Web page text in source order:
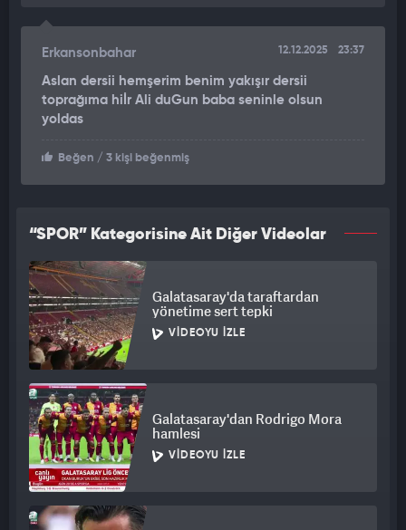
Erkansonbahar 12.12.2025 23:37
Aslan dersii hemşerim benim yakışır dersii
toprağıma hiİr Ali duGun baba seninle olsun
yoldas
Beğen / 3 kişi beğenmiş
“SPOR” Kategorisine Ait Diğer Videolar
Galatasaray'da taraftardan
yönetime sert tepki
VIDEOYU İZLE
Galatasaray'dan Rodrigo Mora
hamlesi
VIDEOYU İZLE